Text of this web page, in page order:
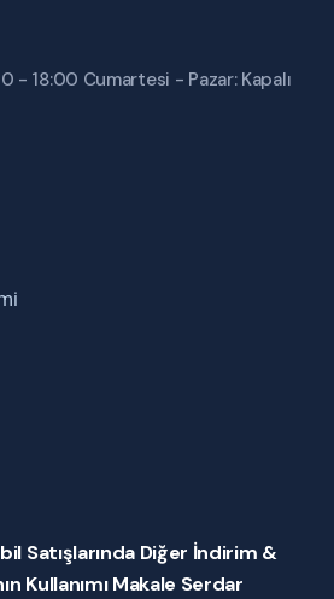
- 18:00 Cumartesi - Pazar: Kapalı
Satışlarında Diğer İndirim &
Kullanımı Makale Serdar